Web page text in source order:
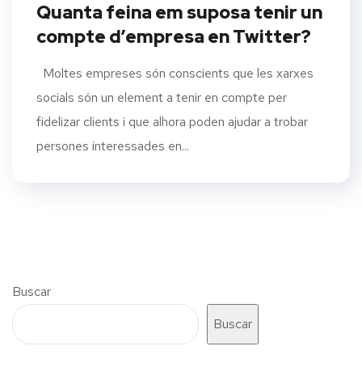
Quanta feina em suposa tenir un
compte d’empresa en Twitter?
Moltes empreses són conscients que les xarxes
socials són un element a tenir en compte per
fidelizar clients i que alhora poden ajudar a trobar
persones interessades en...
Buscar
Buscar